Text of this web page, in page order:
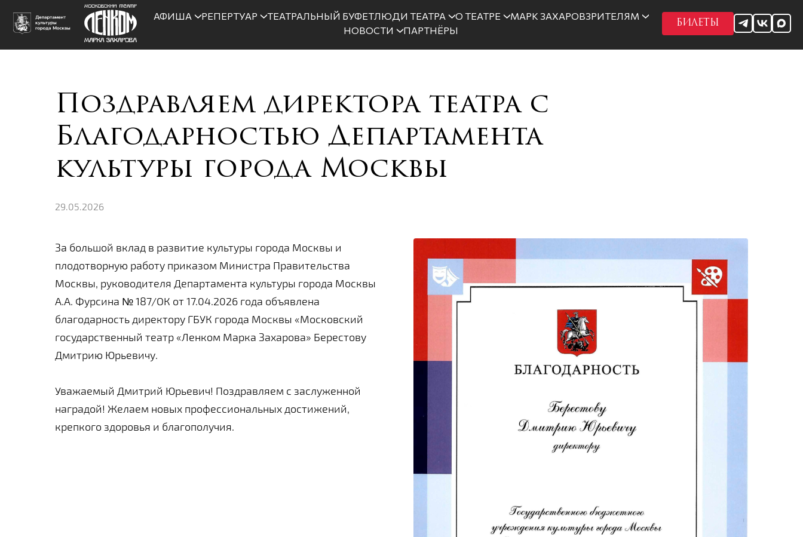
АФИША РЕПЕРТУАР ТЕАТРАЛЬНЫЙ БУФЕТЛЮДИ ТЕАТРА О ТЕАТРЕ МАРК ЗАХАРОВЗРИТЕЛЯМ
НОВОСТИ
ПАРТНЁРЫ
БИЛЕТЫ
Поздравляем директора театра с
Благодарностью Департамента
культуры города Москвы
29.05.2026
За большой вклад в развитие культуры города Москвы и
плодотворную работу приказом Министра Правительства
Москвы, руководителя Департамента культуры города Москвы
А.А. Фурсина № 187/ОК от 17.04.2026 года объявлена
благодарность директору ГБУК города Москвы «Московский
государственный театр «Ленком Марка Захарова» Берестову
Дмитрию Юрьевичу.
Уважаемый Дмитрий Юрьевич! Поздравляем с заслуженной
наградой! Желаем новых профессиональных достижений,
крепкого здоровья и благополучия.